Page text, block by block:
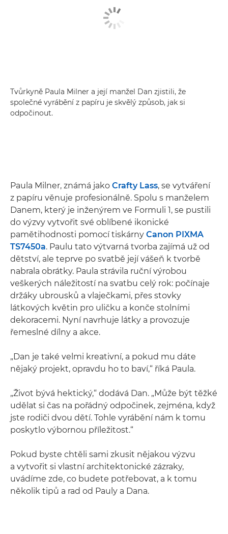
Tvůrkyně Paula Milner a její manžel Dan zjistili, že
společné vyrábění z papíru je skvělý způsob, jak si
odpočinout.
Paula Milner, známá jako Crafty Lass, se vytváření
z papíru věnuje profesionálně. Spolu s manželem
Danem, který je inženýrem ve Formuli 1, se pustili
do výzvy vytvořit své oblíbené ikonické
pamětihodnosti pomocí tiskárny Canon PIXMA
TS7450a. Paulu tato výtvarná tvorba zajímá už od
dětství, ale teprve po svatbě její vášeň k tvorbě
nabrala obrátky. Paula strávila ruční výrobou
veškerých náležitostí na svatbu celý rok: počínaje
držáky ubrousků a vlaječkami, přes stovky
látkových květin pro uličku a konče stolními
dekoracemi. Nyní navrhuje látky a provozuje
řemeslné dílny a akce.
„Dan je také velmi kreativní, a pokud mu dáte
nějaký projekt, opravdu ho to baví,“ říká Paula.
„Život bývá hektický,“ dodává Dan. „Může být těžké
udělat si čas na pořádný odpočinek, zejména, když
jste rodiči dvou dětí. Tohle vyrábění nám k tomu
poskytlo výbornou příležitost.“
Pokud byste chtěli sami zkusit nějakou výzvu
a vytvořit si vlastní architektonické zázraky,
uvádíme zde, co budete potřebovat, a k tomu
několik tipů a rad od Pauly a Dana.